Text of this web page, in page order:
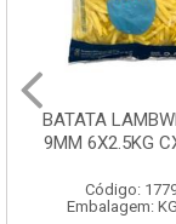
BATATA
9MM 6X2.5KG
Código:
Embalagem: